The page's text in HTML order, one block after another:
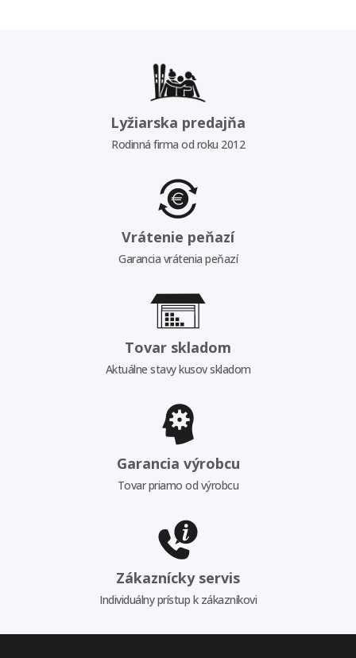
Lyžiarska predajňa
Rodinná firma od roku 2012
Vrátenie peňazí
Garancia vrátenia peňazí
Tovar skladom
Aktuálne stavy kusov skladom
Garancia výrobcu
Tovar priamo od výrobcu
Zákaznícky servis
Individuálny prístup k zákazníkovi